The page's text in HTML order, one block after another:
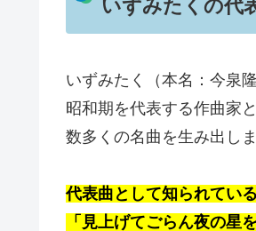
いずみたくの代
いずみたく（本名：今泉隆
昭和期を代表する作曲家
数多くの名曲を生み出しま
代表曲として知られている
「見上げてごらん夜の星を